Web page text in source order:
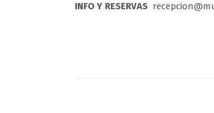
INFO Y RESERVAS